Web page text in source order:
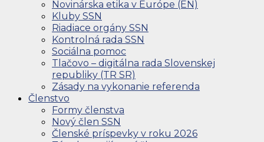
Novinárska etika v Európe (EN)
Kluby SSN
Riadiace orgány SSN
Kontrolná rada SSN
Sociálna pomoc
Tlačovo – digitálna rada Slovenskej
republiky (TR SR)
Zásady na vykonanie referenda
Členstvo
Formy členstva
Nový člen SSN
Členské príspevky v roku 2026